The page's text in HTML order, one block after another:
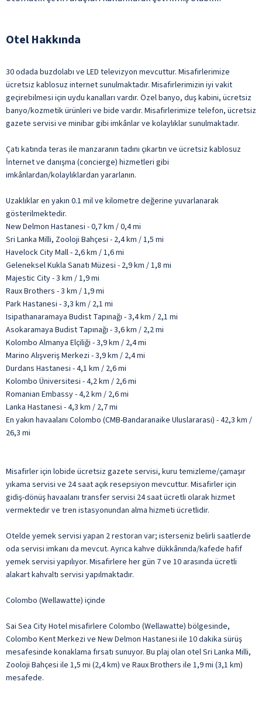
Otel Hakkında
30 odada buzdolabı ve LED televizyon mevcuttur. Misafirlerimize
ücretsiz kablosuz internet sunulmaktadır. Misafirlerimizin iyi vakit
geçirebilmesi için uydu kanalları vardır. Özel banyo, duş kabini, ücretsiz
banyo/kozmetik ürünleri ve bide vardır. Misafirlerimize telefon, ücretsiz
gazete servisi ve minibar gibi imkânlar ve kolaylıklar sunulmaktadır.
Çatı katında teras ile manzaranın tadını çıkartın ve ücretsiz kablosuz
İnternet ve danışma (concierge) hizmetleri gibi
imkânlardan/kolaylıklardan yararlanın.
Uzaklıklar en yakın 0.1 mil ve kilometre değerine yuvarlanarak
gösterilmektedir.
New Delmon Hastanesi - 0,7 km / 0,4 mi
Sri Lanka Milli, Zooloji Bahçesi - 2,4 km / 1,5 mi
Havelock City Mall - 2,6 km / 1,6 mi
Geleneksel Kukla Sanatı Müzesi - 2,9 km / 1,8 mi
Majestic City - 3 km / 1,9 mi
Raux Brothers - 3 km / 1,9 mi
Park Hastanesi - 3,3 km / 2,1 mi
Isipathanaramaya Budist Tapınağı - 3,4 km / 2,1 mi
Asokaramaya Budist Tapınağı - 3,6 km / 2,2 mi
Kolombo Almanya Elçiliği - 3,9 km / 2,4 mi
Marino Alışveriş Merkezi - 3,9 km / 2,4 mi
Durdans Hastanesi - 4,1 km / 2,6 mi
Kolombo Üniversitesi - 4,2 km / 2,6 mi
Romanian Embassy - 4,2 km / 2,6 mi
Lanka Hastanesi - 4,3 km / 2,7 mi
En yakın havaalanı Colombo (CMB-Bandaranaike Uluslararası) - 42,3 km /
26,3 mi
Misafirler için lobide ücretsiz gazete servisi, kuru temizleme/çamaşır
yıkama servisi ve 24 saat açık resepsiyon mevcuttur. Misafirler için
gidiş-dönüş havaalanı transfer servisi 24 saat ücretli olarak hizmet
vermektedir ve tren istasyonundan alma hizmeti ücretlidir.
Otelde yemek servisi yapan 2 restoran var; isterseniz belirli saatlerde
oda servisi imkanı da mevcut. Ayrıca kahve dükkânında/kafede hafif
yemek servisi yapılıyor. Misafirlere her gün 7 ve 10 arasında ücretli
alakart kahvaltı servisi yapılmaktadır.
Colombo (Wellawatte) içinde
Sai Sea City Hotel misafirlere Colombo (Wellawatte) bölgesinde,
Colombo Kent Merkezi ve New Delmon Hastanesi ile 10 dakika sürüş
mesafesinde konaklama fırsatı sunuyor. Bu plaj olan otel Sri Lanka Milli,
Zooloji Bahçesi ile 1,5 mi (2,4 km) ve Raux Brothers ile 1,9 mi (3,1 km)
mesafede.